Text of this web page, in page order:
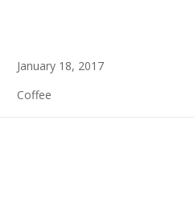
January 18, 2017
Coffee